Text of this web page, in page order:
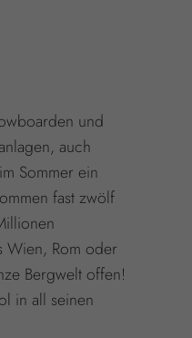
und
auch
Sommer ein
fast zwölf
Wien, Rom oder
Bergwelt offen!
in all seinen